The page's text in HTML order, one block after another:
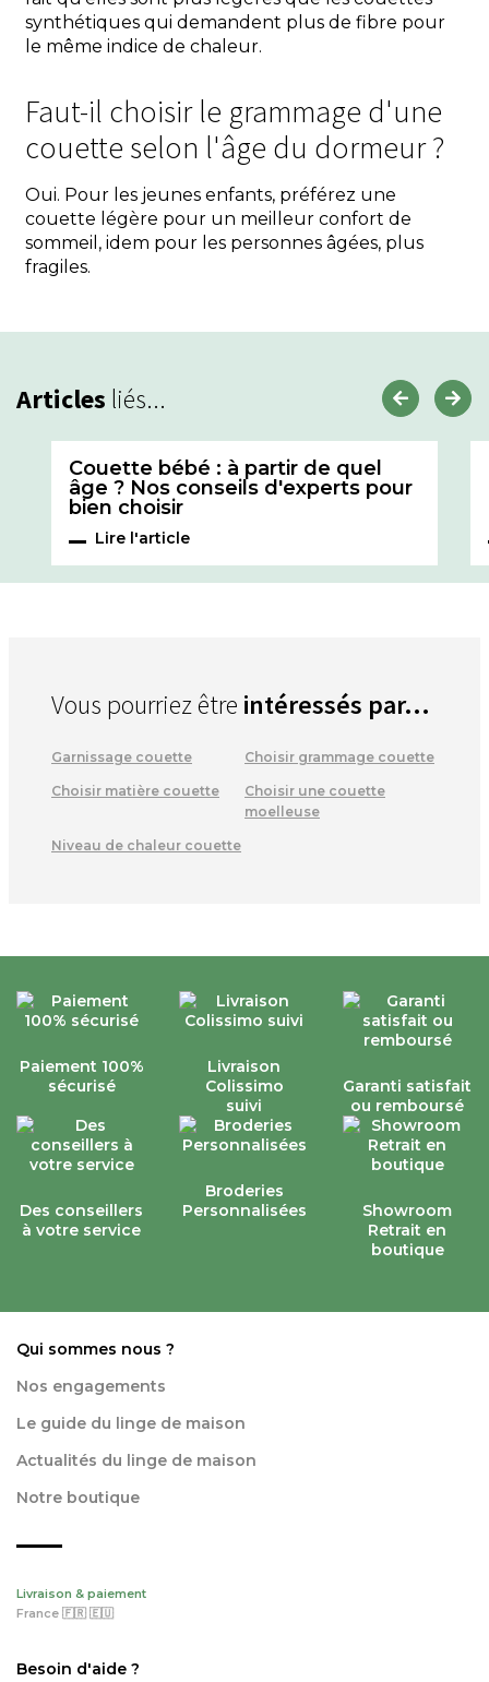
synthétiques qui demandent plus de fibre pour
le même indice de chaleur.
Faut-il choisir le grammage d'une
couette selon l'âge du dormeur ?
Oui. Pour les jeunes enfants, préférez une
couette légère pour un meilleur confort de
sommeil, idem pour les personnes âgées, plus
fragiles.
Articles liés...
Couette bébé : à partir de quel
âge ? Nos conseils d'experts pour
bien choisir
Lire l'article
Vous pourriez être intéressés par...
Garnissage couette Choisir grammage couette
Choisir matière couette
Choisir une couette
moelleuse
Niveau de chaleur couette
Paiement 100%
sécurisé
Livraison
Colissimo
suivi
Garanti satisfait
ou remboursé
Des conseillers
à votre service
Broderies
Personnalisées
Showroom
Retrait en
boutique
Qui sommes nous ?
Nos engagements
Le guide du linge de maison
Actualités du linge de maison
Notre boutique
Livraison & paiement
France 🇫🇷 🇪🇺
Besoin d'aide ?